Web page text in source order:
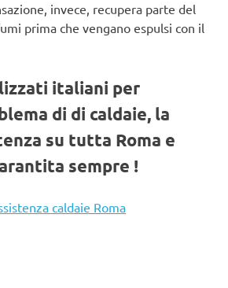
invece, recupera parte del
prima che vengano espulsi con il
italiani per
di di caldaie, la
su tutta Roma e
sempre !
caldaie Roma